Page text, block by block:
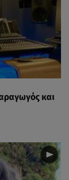
και